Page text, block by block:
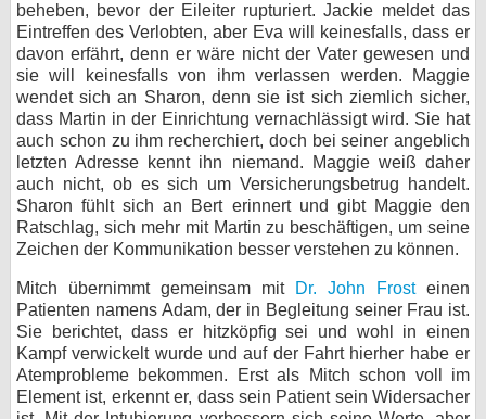
beheben, bevor der Eileiter rupturiert. Jackie meldet das
Eintreffen des Verlobten, aber Eva will keinesfalls, dass er
davon erfährt, denn er wäre nicht der Vater gewesen und
sie will keinesfalls von ihm verlassen werden. Maggie
wendet sich an Sharon, denn sie ist sich ziemlich sicher,
dass Martin in der Einrichtung vernachlässigt wird. Sie hat
auch schon zu ihm recherchiert, doch bei seiner angeblich
letzten Adresse kennt ihn niemand. Maggie weiß daher
auch nicht, ob es sich um Versicherungsbetrug handelt.
Sharon fühlt sich an Bert erinnert und gibt Maggie den
Ratschlag, sich mehr mit Martin zu beschäftigen, um seine
Zeichen der Kommunikation besser verstehen zu können.
Mitch übernimmt gemeinsam mit Dr. John Frosteinen
Patienten namens Adam, der in Begleitung seiner Frau ist.
Sie berichtet, dass er hitzköpfig sei und wohl in einen
Kampf verwickelt wurde und auf der Fahrt hierher habe er
Atemprobleme bekommen. Erst als Mitch schon voll im
Element ist, erkennt er, dass sein Patient sein Widersacher